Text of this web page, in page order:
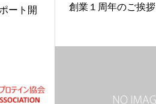
ート開
創業１周年のご挨拶